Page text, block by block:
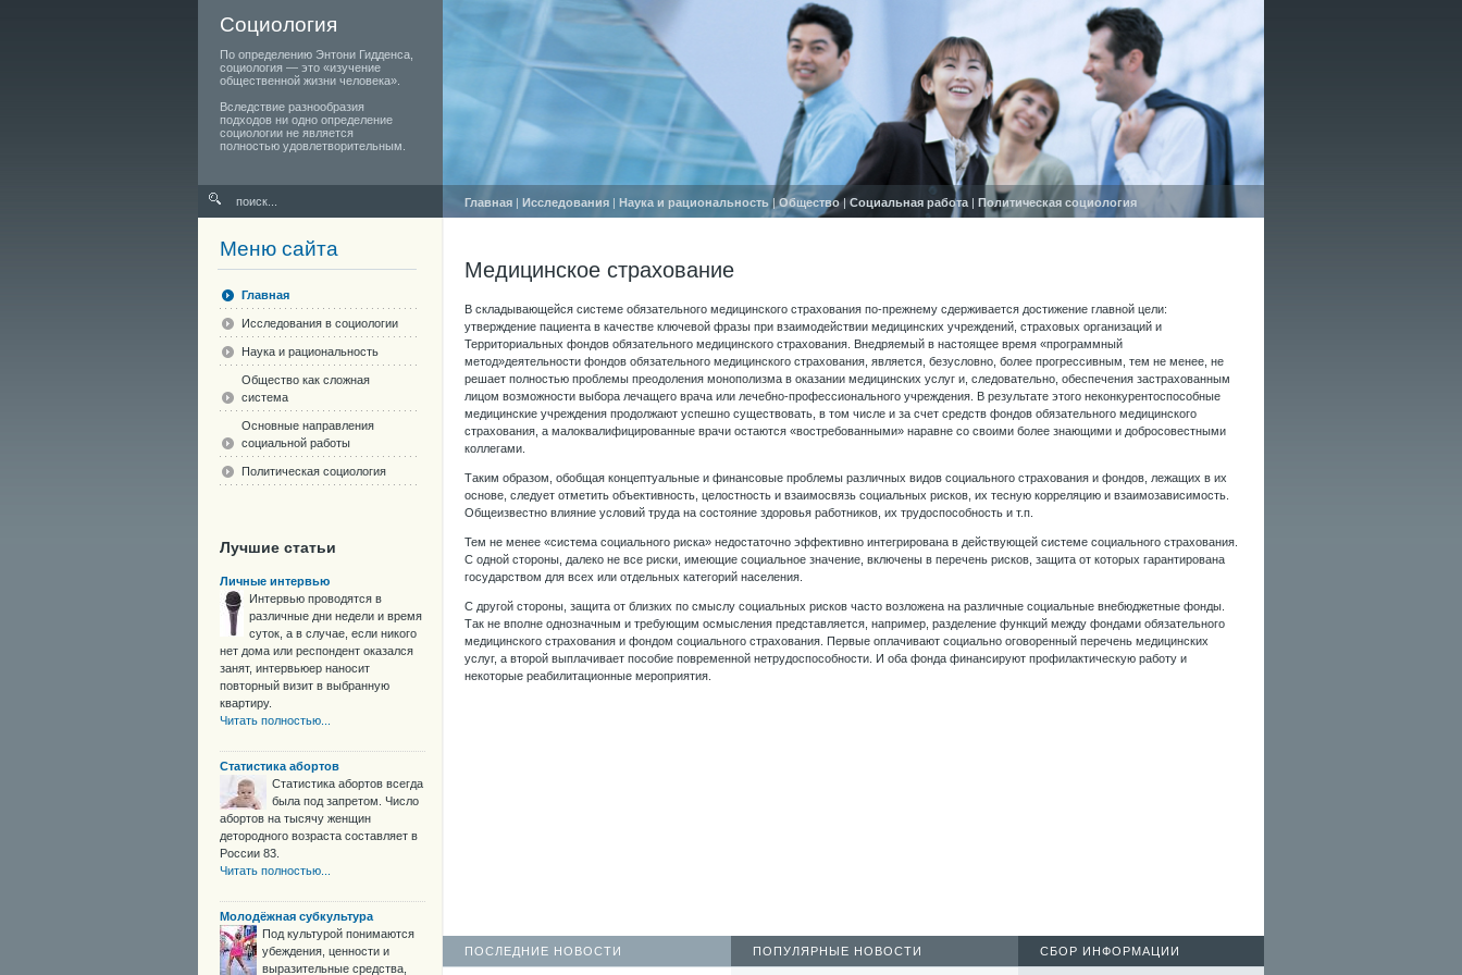
Социология
По определению Энтони Гидденса,
социология — это «изучение
общественной жизни человека».
Вследствие разнообразия
подходов ни одно определение
социологии не является
полностью удовлетворительным.
Главная |Исследования |Наука и рациональность|Общество|Социальная работа |Политическая социология
Медицинское страхование
В складывающейся системе обязательного медицинского страхования по-прежнему сдерживается достижение главной цели:
утверждение пациента в качестве ключевой фразы при взаимодействии медицинских учреждений, страховых организаций и
Территориальных фондов обязательного медицинского страхования. Внедряемый в настоящее время «программный
метод»деятельности фондов обязательного медицинского страхования, является, безусловно, более прогрессивным, тем не менее, не
решает полностью проблемы преодоления монополизма в оказании медицинских услуг и, следовательно, обеспечения застрахованным
лицом возможности выбора лечащего врача или лечебно-профессионального учреждения. В результате этого неконкурентоспособные
медицинские учреждения продолжают успешно существовать, в том числе и за счет средств фондов обязательного медицинского
страхования, а малоквалифицированные врачи остаются «востребованными» наравне со своими более знающими и добросовестными
коллегами.
Таким образом, обобщая концептуальные и финансовые проблемы различных видов социального страхования и фондов, лежащих в их
основе, следует отметить объективность, целостность и взаимосвязь социальных рисков, их тесную корреляцию и взаимозависимость.
Общеизвестно влияние условий труда на состояние здоровья работников, их трудоспособность и т.п.
Тем не менее «система социального риска» недостаточно эффективно интегрирована в действующей системе социального страхования.
С одной стороны, далеко не все риски, имеющие социальное значение, включены в перечень рисков, защита от которых гарантирована
государством для всех или отдельных категорий населения.
С другой стороны, защита от близких по смыслу социальных рисков часто возложена на различные социальные внебюджетные фонды.
Так не вполне однозначным и требующим осмысления представляется, например, разделение функций между фондами обязательного
медицинского страхования и фондом социального страхования. Первые оплачивают социально оговоренный перечень медицинских
услуг, а второй выплачивает пособие повременной нетрудоспособности. И оба фонда финансируют профилактическую работу и
некоторые реабилитационные мероприятия.
ПОСЛЕДНИЕ НОВОСТИ ПОПУЛЯРНЫЕ НОВОСТИ СБОР ИНФОРМАЦИИ
Меню сайта
Главная
Исследования в социологии
Наука и рациональность
Общество как сложная
система
Основные направления
социальной работы
Политическая социология
Лучшие статьи
Личные интервью
Интервью проводятся в
различные дни недели и время
суток, а в случае, если никого
нет дома или респондент оказался
занят, интервьюер наносит
повторный визит в выбранную
квартиру.
Читать полностью...
Статистика абортов
Статистика абортов всегда
была под запретом. Число
абортов на тысячу женщин
детородного возраста составляет в
России 83.
Читать полностью...
Молодёжная субкультура
Под культурой понимаются
убеждения, ценности и
выразительные средства,